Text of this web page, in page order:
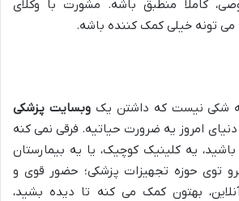
کاملاً منطبق باشه. مشورت با وکلای
تونه خیلی کمک کننده باشه.
شکی نیست که داشتن یکوبسایت پزشکی
دنیای امروز یه ضرورت حیاتیه. فرقی نمی کنه
یه کلینیک کوچیک، یا یه بیمارستان
توی حوزه تجهیزات پزشکی؛ حضور قوی و
بهتون کمک می کنه تا دیده بشید،